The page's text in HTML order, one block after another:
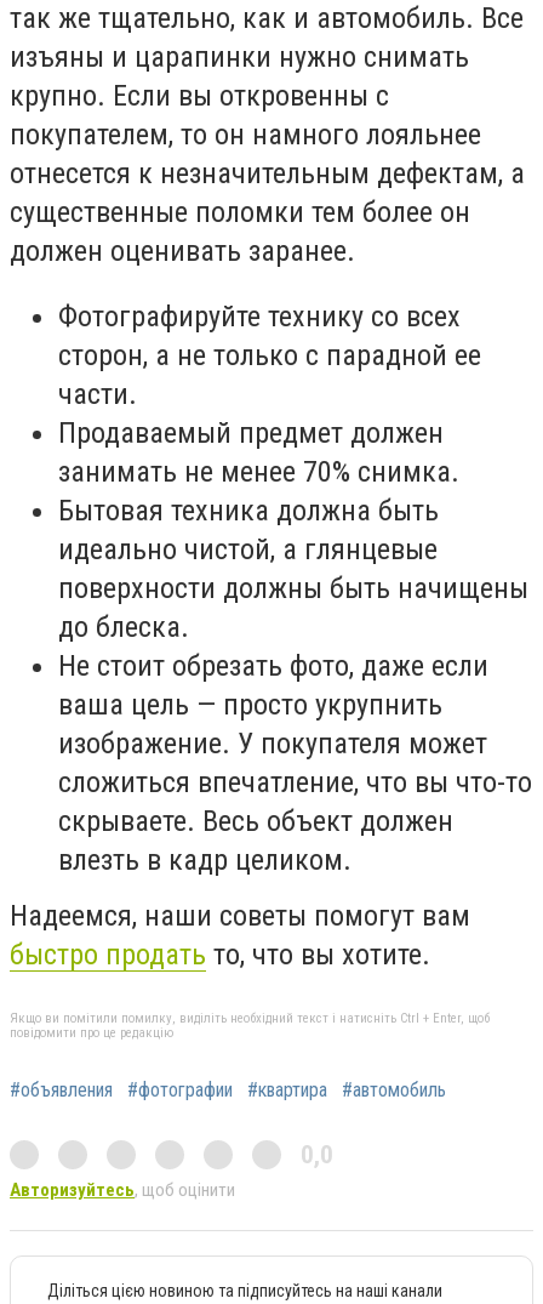
так же тщательно, как и автомобиль. Все
изъяны и царапинки нужно снимать
крупно. Если вы откровенны с
покупателем, то он намного лояльнее
отнесется к незначительным дефектам, а
существенные поломки тем более он
должен оценивать заранее.
Фотографируйте технику со всех
сторон, а не только с парадной ее
части.
Продаваемый предмет должен
занимать не менее 70% снимка.
Бытовая техника должна быть
идеально чистой, а глянцевые
поверхности должны быть начищены
до блеска.
Не стоит обрезать фото, даже если
ваша цель — просто укрупнить
изображение. У покупателя может
сложиться впечатление, что вы что-то
скрываете. Весь объект должен
влезть в кадр целиком.
Надеемся, наши советы помогут вам
быстро продать то, что вы хотите.
Якщо ви помітили помилку, виділіть необхідний текст і натисніть Ctrl + Enter, щоб
повідомити про це редакцію
#объявления #фотографии #квартира #автомобиль
0,0
Авторизуйтесь, щоб оцінити
Діліться цією новиною та підписуйтесь на наші канали